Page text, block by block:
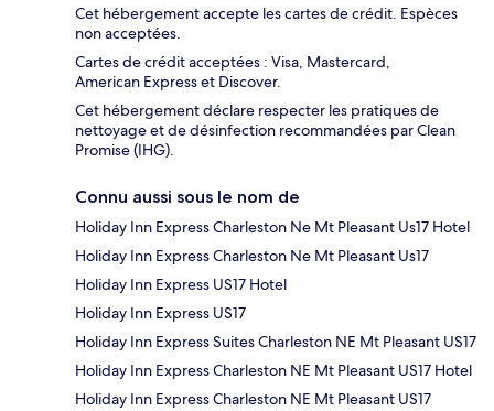
Cet hébergement accepte les cartes de crédit. Espèces
non acceptées.
Cartes de crédit acceptées : Visa, Mastercard,
American Express et Discover.
Cet hébergement déclare respecter les pratiques de
nettoyage et de désinfection recommandées par Clean
Promise (IHG).
Connu aussi sous le nom de
Holiday Inn Express Charleston Ne Mt Pleasant Us17 Hotel
Holiday Inn Express Charleston Ne Mt Pleasant Us17
Holiday Inn Express US17 Hotel
Holiday Inn Express US17
Holiday Inn Express Suites Charleston NE Mt Pleasant US17
Holiday Inn Express Charleston NE Mt Pleasant US17 Hotel
Holiday Inn Express Charleston NE Mt Pleasant US17